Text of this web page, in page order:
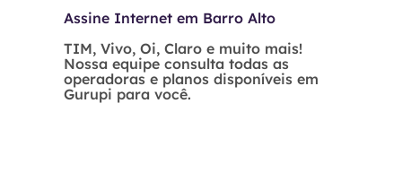
Assine Internet em Barro Alto
TIM, Vivo, Oi, Claro e muito mais!
Nossa equipe consulta todas as
operadoras e planos disponíveis em
Gurupi para você.